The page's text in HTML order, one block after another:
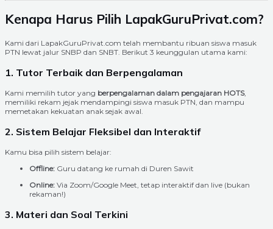
Kenapa Harus Pilih LapakGuruPrivat.com?
Kami dari LapakGuruPrivat.com telah membantu ribuan siswa masuk
PTN lewat jalur SNBP dan SNBT. Berikut 3 keunggulan utama kami:
1. Tutor Terbaik dan Berpengalaman
Kami memilih tutor yang berpengalaman dalam pengajaran HOTS,
memiliki rekam jejak mendampingi siswa masuk PTN, dan mampu
memetakan kekuatan anak sejak awal.
2. Sistem Belajar Fleksibel dan Interaktif
Kamu bisa pilih sistem belajar:
Offline: Guru datang ke rumah di Duren Sawit
Online: Via Zoom/Google Meet, tetap interaktif dan live (bukan
rekaman!)
3. Materi dan Soal Terkini